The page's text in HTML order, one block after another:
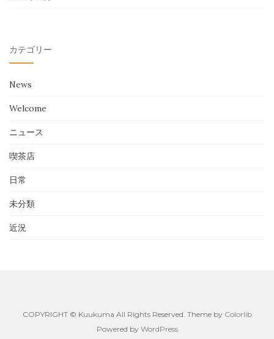
カテゴリー
News
Welcome
ニュース
喫茶店
日常
未分類
近況
COPYRIGHT © Kuukuma All Rights Reserved. Theme by Colorlib
Powered by WordPress